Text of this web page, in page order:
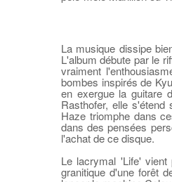
La musique dissipe
L'album débute par le
vraiment
bombes inspirés de
en exergue la guitare
Rasthofer, elle
Haze triomphe dans
dans des pensées
l'achat de ce disque.
Le lacrymal 'Life' vient
granitique d'une forêt